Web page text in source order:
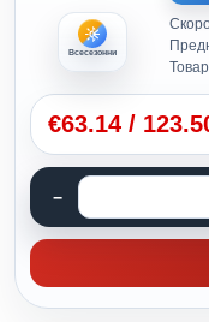
Всесезонни
€63.14 /